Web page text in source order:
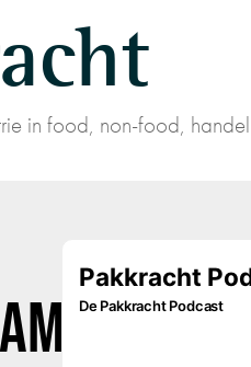
in food, non-food,